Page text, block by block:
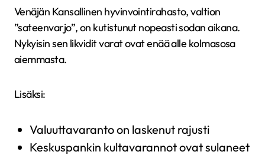
Venäjän Kansallinen hyvinvointirahasto, valtion
”sateenvarjo”, on kutistunut nopeasti sodan aikana.
Nykyisin sen likvidit varat ovat enää alle kolmasosa
aiemmasta.
Lisäksi:
Valuuttavaranto on laskenut rajusti
Keskuspankin kultavarannot ovat sulaneet